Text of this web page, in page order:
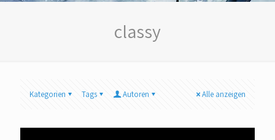
classy
Kategorien Tags Autoren Alle anzeigen